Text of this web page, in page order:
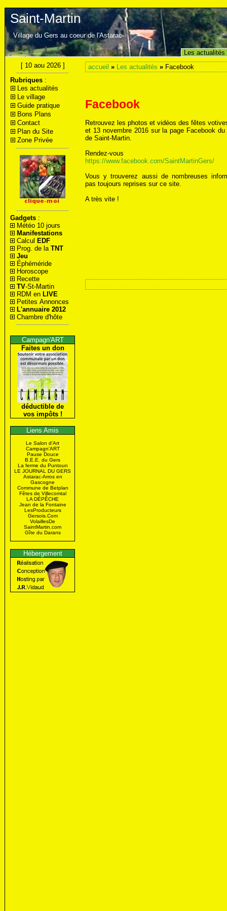
Saint-Martin
Village du Gers au coeur de l'Astarac
Les actualités
[ 10 aou 2026 ]
Rubriques :
Les actualités
Le village
Guide pratique
Bons Plans
Contact
Plan du Site
Zone Privée
Gadgets :
Météo 10 jours
Manifestations
Calcul EDF
Prog. de la TNT
Jeu
Éphéméride
Horoscope
Recette
TV-St-Martin
RDM en LIVE
Petites Annonces
L'annuaire 2012
Chambre d'hôte
Campagn'ART
Faites un don
déductible de
vos impôts !
Liens Amis
Le Salon d'Art
Campagn'ART
Pause Douce
B.E.E. du Gers
La ferme du Puntoun
LE JOURNAL DU GERS
Astarac-Arros en
Gascogne
Commune de Betplan
Fêtes de Villecomtal
LA DÉPÊCHE
Jean de la Fontaine
LesProducteurs
Gersois.Com
VolaillesDe
SaintMartin.com
Gîte du Darans
Hébergement
accueil » Les actualités » Facebook
Facebook
Retrouvez les photos et vidéos des fêtes
et 13 novembre 2016 sur la page Facebook du
de Saint-Martin.
Rendez-vous
https://www.facebook.com/SaintMartinGers/
Vous y trouverez aussi de nombreuses
pas toujours reprises sur ce site.
A très vite !